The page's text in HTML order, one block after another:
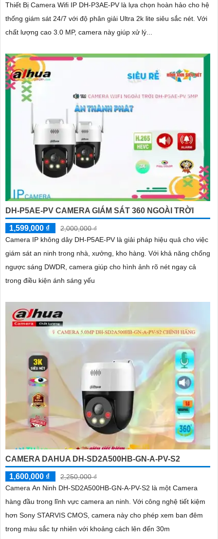
Thiết Bị Camera Wifi IP DH-P3AE-PV là lựa chọn hoàn hảo cho hệ
thống giám sát 24/7 với độ phân giải Ultra 2k lite siêu sắc nét. Với
chất lượng cao 3.0 MP, camera này giúp xử lý...
DH-P5AE-PV CAMERA GIÁM SÁT 360 NGOÀI TRỜI
1,599,000 ₫
2,000,000 ₫
Camera IP không dây DH-P5AE-PV là giải pháp hiệu quả cho việc
giám sát an ninh trong nhà, xưởng, kho hàng. Với khả năng chống
ngược sáng DWDR, camera giúp cho hình ảnh rõ nét ngay cả
trong điều kiện ánh sáng yếu
CAMERA DAHUA DH-SD2A500HB-GN-A-PV-S2
1,600,000 ₫
2,250,000 ₫
Camera An Ninh DH-SD2A500HB-GN-A-PV-S2 là một Camera
hàng đầu trong lĩnh vực camera an ninh. Với công nghệ tiết kiệm
hơn Sony STARVIS CMOS, camera này cho phép xem ban đêm
trong màu sắc tự nhiên với khoảng cách lên đến 30m